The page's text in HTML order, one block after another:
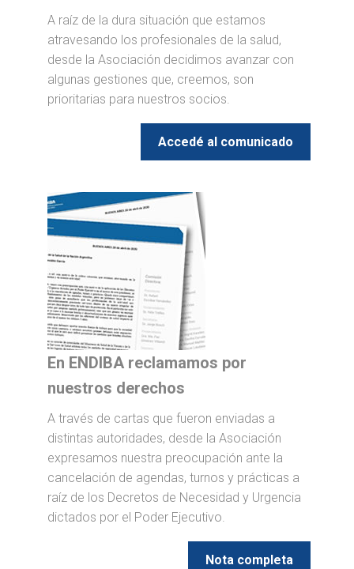
A raíz de la dura situación que estamos
atravesando los profesionales de la salud,
desde la Asociación decidimos avanzar con
algunas gestiones que, creemos, son
prioritarias para nuestros socios.
Accedé al comunicado
En ENDIBA reclamamos por
nuestros derechos
A través de cartas que fueron enviadas a
distintas autoridades, desde la Asociación
expresamos nuestra preocupación ante la
cancelación de agendas, turnos y prácticas a
raíz de los Decretos de Necesidad y Urgencia
dictados por el Poder Ejecutivo.
Nota completa